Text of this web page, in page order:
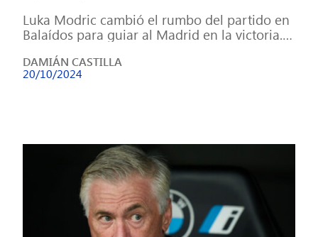
Luka Modric cambió el rumbo del partido en
Balaídos para guiar al Madrid en la victoria.
DAMIÁN CASTILLA
20/10/2024